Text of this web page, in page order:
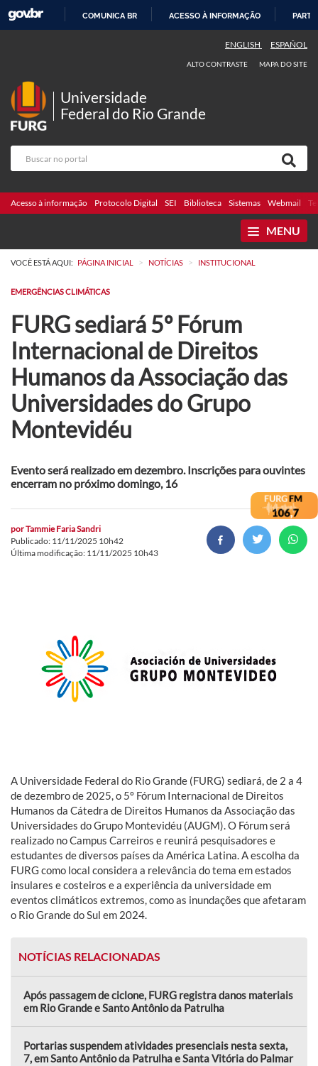
COMUNICA BR ACESSO À INFORMAÇÃO
ENGLISH ESPAÑOL
ALTO CONTRASTE MAPA DO SITE
Universidade
Federal do Rio Grande
Acesso à informação Protocolo Digital SEI Biblioteca Sistemas Webmail
MENU
VOCÊ ESTÁ AQUI: PÁGINA INICIAL > NOTÍCIAS > INSTITUCIONAL
EMERGÊNCIAS CLIMÁTICAS
FURG sediará 5º Fórum
Internacional de Direitos
Humanos da Associação das
Universidades do Grupo
Montevidéu
Evento será realizado em dezembro. Inscrições para ouvintes
encerram no próximo domingo, 16
porTammie Faria Sandri
Publicado: 11/11/2025 10h42
Última modificação: 11/11/2025 10h43
A Universidade Federal do Rio Grande (FURG) sediará, de 2 a 4
de dezembro de 2025, o 5º Fórum Internacional de Direitos
Humanos da Cátedra de Direitos Humanos da Associação das
Universidades do Grupo Montevidéu (AUGM). O Fórum será
realizado no Campus Carreiros e reunirá pesquisadores e
estudantes de diversos países da América Latina. A escolha da
FURG como local considera a relevância do tema em estados
insulares e costeiros e a experiência da universidade em
eventos climáticos extremos, como as inundações que afetaram
o Rio Grande do Sul em 2024.
NOTÍCIAS RELACIONADAS
Após passagem de ciclone, FURG registra danos materiais
em Rio Grande e Santo Antônio da Patrulha
Portarias suspendem atividades presenciais nesta sexta,
7, em Santo Antônio da Patrulha e Santa Vitória do Palmar